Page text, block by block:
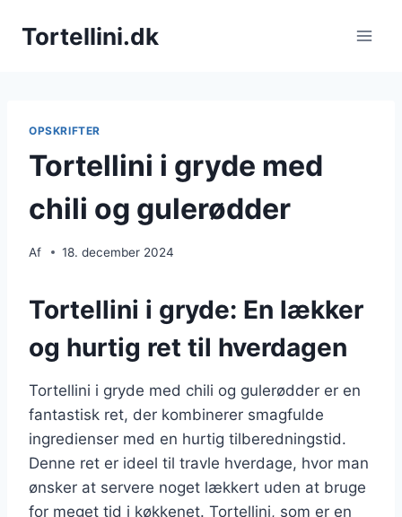
Tortellini.dk
OPSKRIFTER
Tortellini i gryde med
chili og gulerødder
Af 18. december 2024
Tortellini i gryde: En lækker
og hurtig ret til hverdagen
Tortellini i gryde med chili og gulerødder er en
fantastisk ret, der kombinerer smagfulde
ingredienser med en hurtig tilberedningstid.
Denne ret er ideel til travle hverdage, hvor man
ønsker at servere noget lækkert uden at bruge
for meget tid i køkkenet. Tortellini, som er en